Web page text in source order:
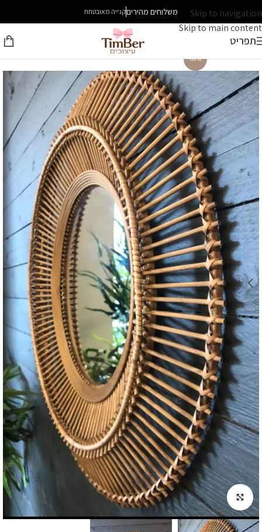
Skip to navigation
Skip to main content
משלוחים מהיריםקנייה מאובטחת
תפריט
-30%
לחץ להגדלה